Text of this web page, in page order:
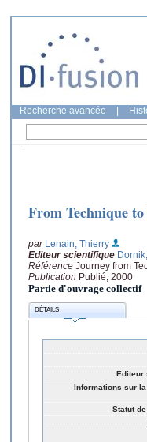
Recherche avancée
From Technique to
par Lenain, Thierry
Editeur scientifique
Référence Journey from
Publication Publié, 2000
Partie d'ouvrage collectif
DÉTAILS
Editeur
Informations sur
Statut